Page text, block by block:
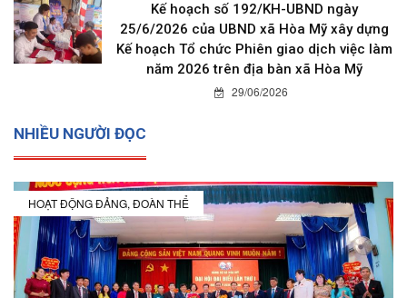
Kế hoạch số 192/KH-UBND ngày
25/6/2026 của UBND xã Hòa Mỹ xây dựng
Kế hoạch Tổ chức Phiên giao dịch việc làm
năm 2026 trên địa bàn xã Hòa Mỹ
29/06/2026
NHIỀU NGƯỜI ĐỌC
HOẠT ĐỘNG ĐẢNG, ĐOÀN THỂ